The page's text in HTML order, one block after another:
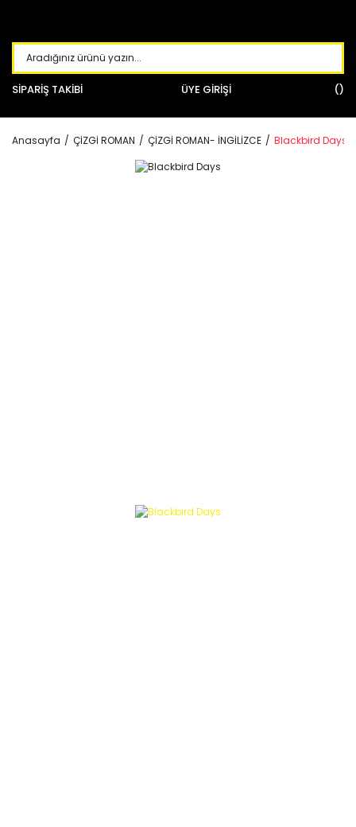
SİPARİŞ TAKİBİ ÜYE GİRİŞİ
Anasayfa ÇİZGİ ROMAN ÇİZGİ ROMAN- İNGİLİZCE Blackbird Days